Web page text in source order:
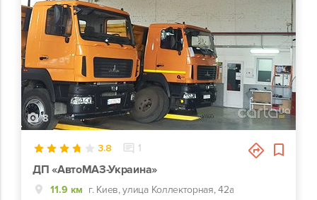
8
3.8 1
ДП «АвтоМАЗ-Украина»
11.9 км г. Киев, улица Коллекторная, 42а